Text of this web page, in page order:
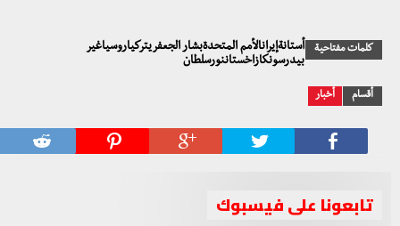
كلمات مفتاحية
أستانةإيرانالأمم المتحدةبشار الجعفريتركياروسياغير
بيدرسونكازاخستاننورسلطان
أقسام أخبار
تابعونا على فيسبوك